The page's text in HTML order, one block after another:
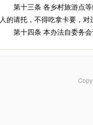
第十三条 各乡村旅游点等
人的请托，不得吃拿卡要，对
第十四条 本办法自委务会